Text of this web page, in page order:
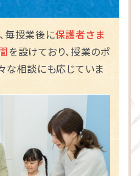
毎授業後に保護者さま
を設けており、授業のポ
な相談にも応じていま